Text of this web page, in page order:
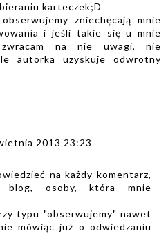
karteczek;D
zniechęcają mnie
i jeśli takie się u mnie
na nie uwagi, nie
autorka uzyskuje odwrotny
2013 23:23
na każdy komentarz,
blog, osoby, która mnie
typu "obserwujemy" nawet
mówiąc już o odwiedzaniu